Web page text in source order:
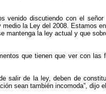
venido discutiendo con el
la Ley del 2008. Estamos
la ley actual y que
que tienen que ver con
salir de la ley, deben de
sean también incomoda”, dijo